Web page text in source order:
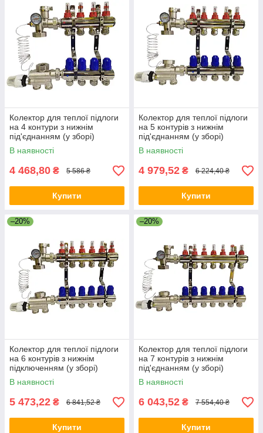
Колектор для теплої підлоги
на 4 контури з нижнім
під'єднанням (у зборі)
"KOER" латунний.
В наявності
4 468,80 ₴ 5 586 ₴
Купити
Колектор для теплої підлоги
на 5 контурів з нижнім
під'єднанням (у зборі)
"KOER" латунний.
В наявності
4 979,52 ₴ 6 224,40 ₴
Купити
–20%
Колектор для теплої підлоги
на 6 контурів з нижнім
підключенням (у зборі)
"KOER" латунний
В наявності
5 473,22 ₴ 6 841,52 ₴
Купити
–20%
Колектор для теплої підлоги
на 7 контурів з нижнім
під'єднанням (у зборі)
"KOER" латунний.
В наявності
6 043,52 ₴ 7 554,40 ₴
Купити